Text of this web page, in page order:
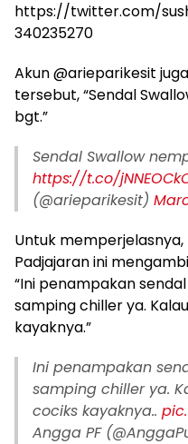
https://twitter.com/
340235270
Akun @arieparikesit
tersebut, “Sendal
bgt.”
Sendal Swallow
https://t.co/
(@arieparikesit)
Untuk
Padjajaran ini
“Ini penampakan
samping chiller ya.
kayaknya.”
Ini penampakan
samping chiller ya.
cociks kayaknya..
Angga PF